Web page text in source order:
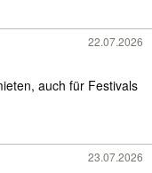
22.07.2026
auch für Festivals
23.07.2026